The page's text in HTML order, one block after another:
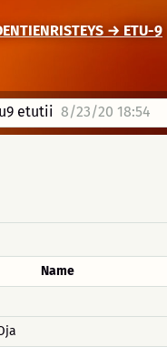
→ ETU-9
etutii 8/23/20 18:54
Name